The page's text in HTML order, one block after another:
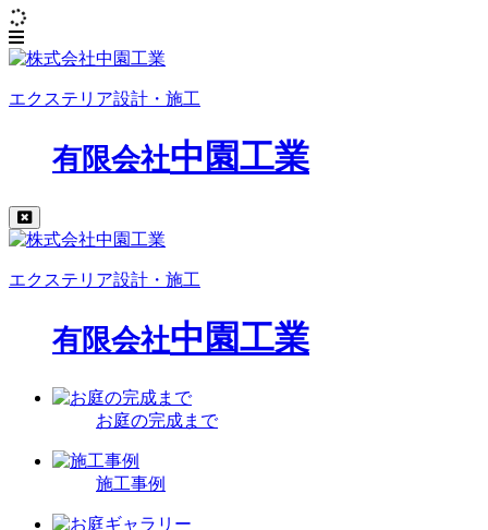
エクステリア設計・施工
有限会社中園工業
エクステリア設計・施工
有限会社中園工業
お庭の完成まで
施工事例